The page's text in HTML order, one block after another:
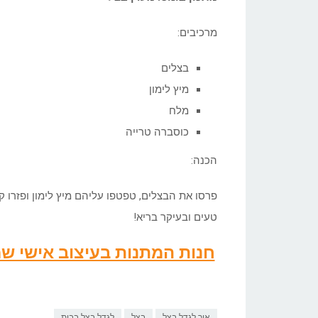
מרכיבים:
בצלים
מיץ לימון
מלח
כוסברה טרייה
הכנה:
פרסו את הבצלים, טפטפו עליהם מיץ לימון
טעים ובעיקר בריא!
חנות המתנות בעיצוב